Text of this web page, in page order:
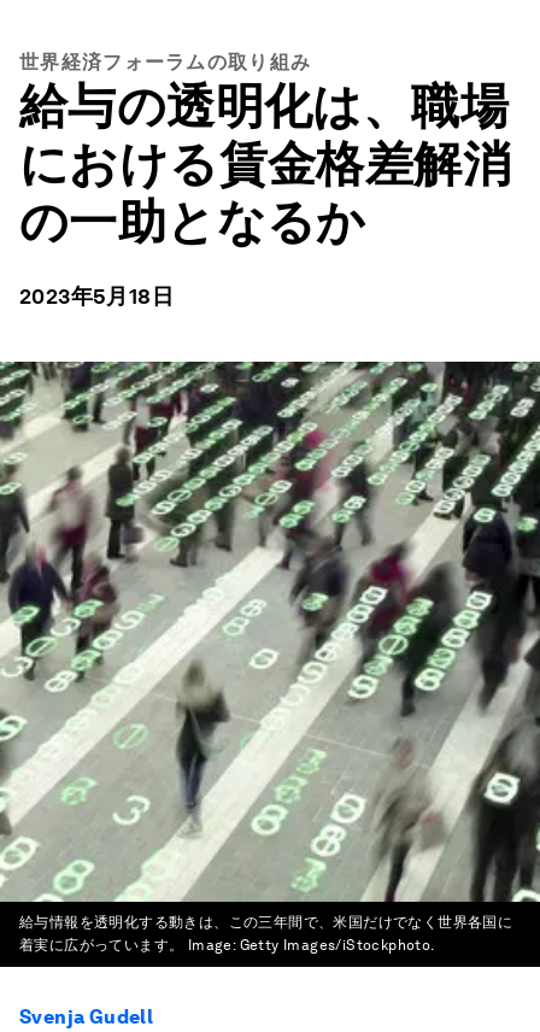
世界経済フォーラムの取り組み
給与の透明化は、職場
における賃金格差解消
の一助となるか
2023年5月18日
給与情報を透明化する動きは、この三年間で、米国だけでなく世界各国に
着実に広がっています。
Image: Getty Images/iStockphoto.
Svenja Gudell